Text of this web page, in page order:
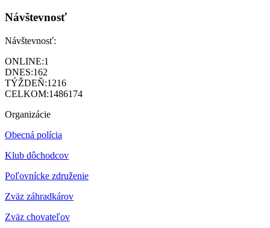
Návštevnosť
Návštevnosť:
ONLINE:1
DNES:162
TÝŽDEŇ:1216
CELKOM:1486174
Organizácie
Obecná polícia
Klub dôchodcov
Poľovnícke združenie
Zväz záhradkárov
Zväz chovateľov